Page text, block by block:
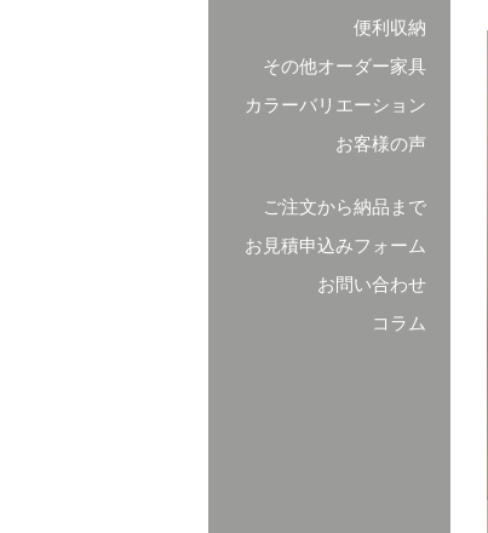
便利収納
その他オーダー家具
カラーバリエーション
お客様の声
ご注文から納品まで
お見積申込みフォーム
お問い合わせ
コラム